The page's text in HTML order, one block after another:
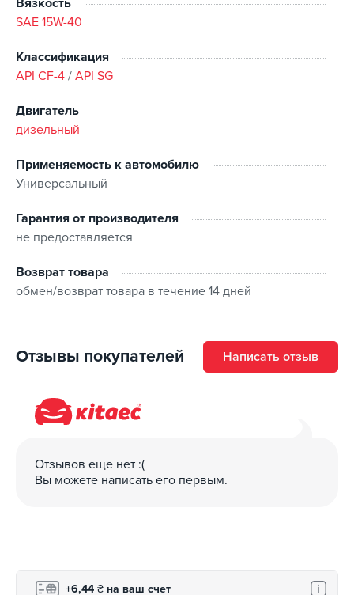
SAE 15W-40
Классификация
API CF-4 / API SG
Двигатель
дизельный
Применяемость к автомобилю
Универсальный
Гарантия от производителя
не предоставляется
Возврат товара
обмен/возврат товара в течение 14 дней
Отзывы покупателей Написать отзыв
Отзывов еще нет :(
Вы можете написать его первым.
+6,44 ₴ на ваш счет